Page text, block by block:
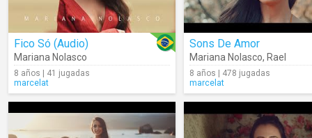
Fico Só (Audio)
Mariana Nolasco
8 años | 41 jugadas
marcelat
Sons De Amor
Mariana Nolasco, Rael
8 años | 478 jugadas
marcelat